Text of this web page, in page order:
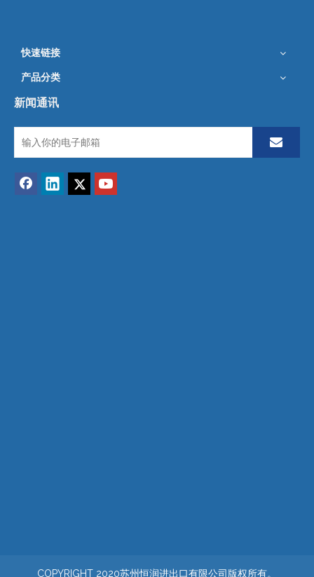
快速链接
产品分类
新闻通讯
COPYRIGHT 2020苏州恒润进出口有限公司版权所有。